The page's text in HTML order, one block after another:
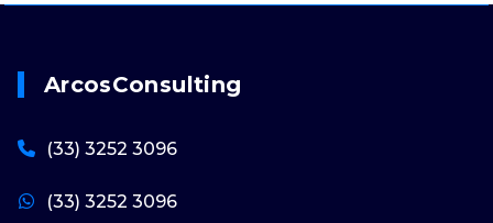
ArcosConsulting
(33) 3252 3096
(33) 3252 3096